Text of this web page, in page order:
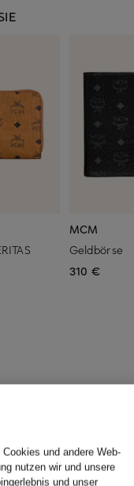
MCM
Geldbörse
310 €
und andere Web-
nutzen wir und unsere
und unser